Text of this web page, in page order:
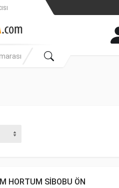
HORTUM SİBOBU ÖN